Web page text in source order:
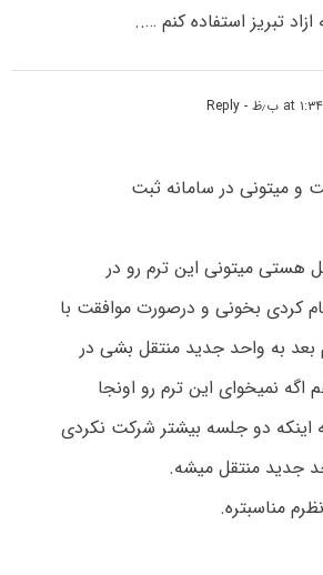
تبریز استفاده کنم …..
- Reply
میتونی در سامانه ثبت
هستی میتونی این ترم رو در
کردی بخونی و درصورت موافقت با
بعد به واحد جدید منتقل بشی در
نمیخوای این ترم رو اونجا
اینکه دو جلسه بیشتر شرکت نکردی
جدید منتقل میشه.
مناسبتره.